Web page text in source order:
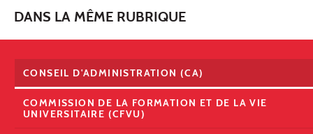
DANS LA MÊME RUBRIQUE
CONSEIL D'ADMINISTRATION (CA)
COMMISSION DE LA FORMATION ET DE LA VIE
UNIVERSITAIRE (CFVU)